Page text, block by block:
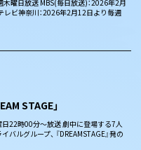
木曜日放送 MBS(毎日放送)：2026年2月
ビ神奈川：2026年2月12日より毎週
STAGE」
日22時00分～放送 劇中に登場する7人
バルグループ、 『DREAMSTAGE』発の